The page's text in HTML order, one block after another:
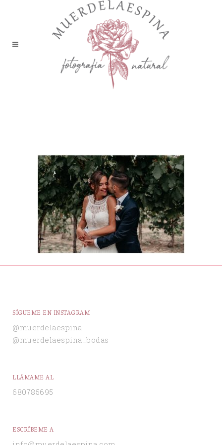
SÍGUEME EN INSTAGRAM
@muerdelaespina
@muerdelaespina_bodas
LLÁMAME AL
680785695
ESCRÍBEME A